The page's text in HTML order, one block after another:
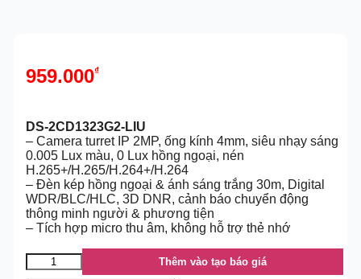
959.000₫
DS-2CD1323G2-LIU
– Camera turret IP 2MP, ống kính 4mm, siêu nhạy sáng
0.005 Lux màu, 0 Lux hồng ngoại, nén
H.265+/H.265/H.264+/H.264
– Đèn kép hồng ngoại & ánh sáng trắng 30m, Digital
WDR/BLC/HLC, 3D DNR, cảnh báo chuyển động
thông minh người & phương tiện
– Tích hợp micro thu âm, không hỗ trợ thẻ nhớ
Thêm vào tạo báo giá